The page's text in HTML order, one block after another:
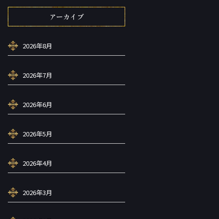
アーカイブ
2026年8月
2026年7月
2026年6月
2026年5月
2026年4月
2026年3月